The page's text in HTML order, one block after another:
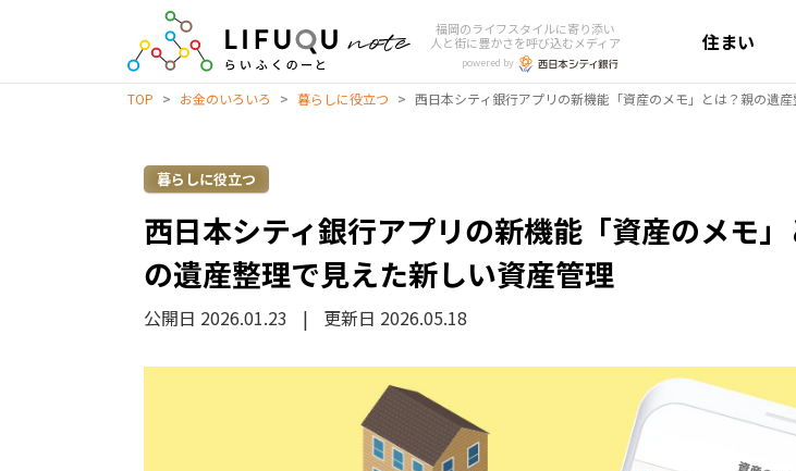
福岡のライフスタイルに寄り添い
人と街に豊かさを呼び込むメディア
powered by
住まい
TOP > お金のいろいろ > 暮らしに役立つ > 西日本シティ銀行アプリの新機能「資産のメモ」とは？親の遺
暮らしに役立つ
西日本シティ銀行アプリの新機能「資産のメモ
の遺産整理で見えた新しい資産管理
公開日 2026.01.23 | 更新日 2026.05.18